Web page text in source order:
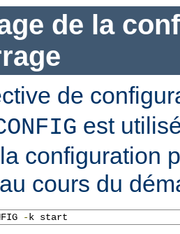
de la
de
est
configuration
au cours du
-k start